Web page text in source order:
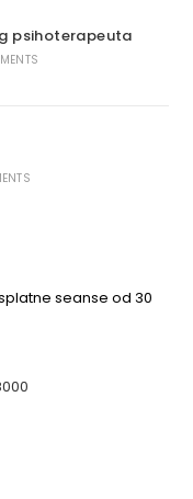
psihoterapeuta
seanse od 30